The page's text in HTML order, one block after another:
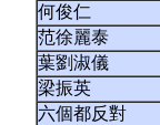
何俊仁
范徐麗泰
葉劉淑儀
梁振英
六個都反對